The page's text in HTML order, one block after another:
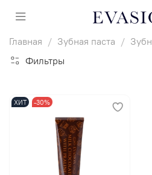
Главная Зубная паста
Фильтры
ХИТ -30%